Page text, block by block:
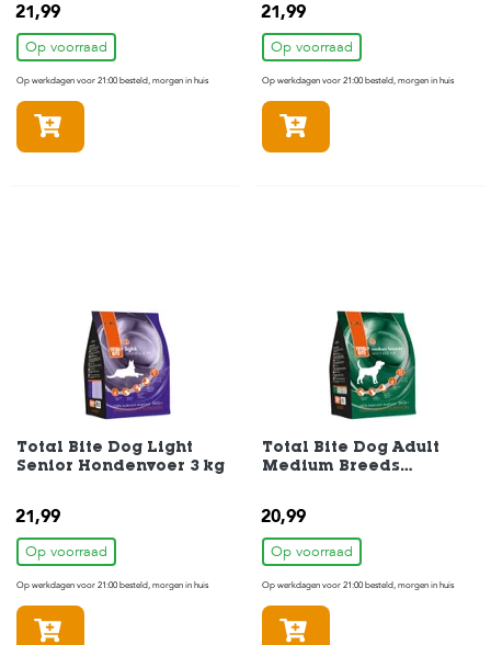
21,99
Op voorraad
Op werkdagen voor 21:00 besteld, morgen in huis
21,99
Op voorraad
Op werkdagen voor 21:00 besteld, morgen in huis
Total Bite Dog Light
Senior Hondenvoer 3 kg
21,99
Op voorraad
Op werkdagen voor 21:00 besteld, morgen in huis
Total Bite Dog Adult
Medium Breeds
20,99
Op voorraad
Op werkdagen voor 21:00 besteld, morgen in huis